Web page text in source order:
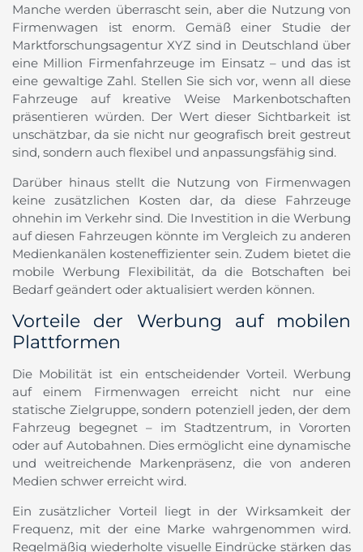
Manche werden überrascht sein, aber die Nutzung von
Firmenwagen ist enorm. Gemäß einer Studie der
Marktforschungsagentur XYZ sind in Deutschland über
eine Million Firmenfahrzeuge im Einsatz – und das ist
eine gewaltige Zahl. Stellen Sie sich vor, wenn all diese
Fahrzeuge auf kreative Weise Markenbotschaften
präsentieren würden. Der Wert dieser Sichtbarkeit ist
unschätzbar, da sie nicht nur geografisch breit gestreut
sind, sondern auch flexibel und anpassungsfähig sind.
Darüber hinaus stellt die Nutzung von Firmenwagen
keine zusätzlichen Kosten dar, da diese Fahrzeuge
ohnehin im Verkehr sind. Die Investition in die Werbung
auf diesen Fahrzeugen könnte im Vergleich zu anderen
Medienkanälen kosteneffizienter sein. Zudem bietet die
mobile Werbung Flexibilität, da die Botschaften bei
Bedarf geändert oder aktualisiert werden können.
Vorteile der Werbung auf mobilen
Plattformen
Die Mobilität ist ein entscheidender Vorteil. Werbung
auf einem Firmenwagen erreicht nicht nur eine
statische Zielgruppe, sondern potenziell jeden, der dem
Fahrzeug begegnet – im Stadtzentrum, in Vororten
oder auf Autobahnen. Dies ermöglicht eine dynamische
und weitreichende Markenpräsenz, die von anderen
Medien schwer erreicht wird.
Ein zusätzlicher Vorteil liegt in der Wirksamkeit der
Frequenz, mit der eine Marke wahrgenommen wird.
Regelmäßig wiederholte visuelle Eindrücke stärken das